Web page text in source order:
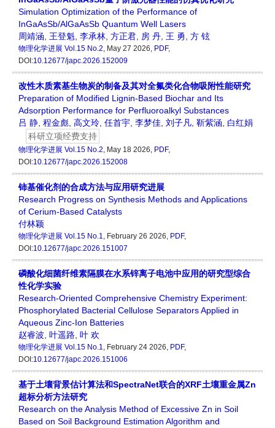
Simulation Optimization of the Performance of
InGaAsSb/AlGaAsSb Quantum Well Lasers
周靖涵
王登魁 李承林 方正君 房 丹 王 勇 方 铉
物理化学进展 Vol.15 No.2, May 27 2026, PDF,
DOI:10.12677/japc.2026.152009
改性木质素基生物炭的制备及其对全氟类化合物吸附性能研究
Preparation of Modified Lignin-Based Biochar and Its
Adsorption Performance for Perfluoroalkyl Substances
吕 静 程金彪 高文玲 任首宇 李梦佳 刘子凡 靳紫涵
白红娟
科研立项经费支持
物理化学进展 Vol.15 No.2, May 18 2026, PDF,
DOI:10.12677/japc.2026.152008
铈基催化剂的合成方法与应用研究进展
Research Progress on Synthesis Methods and Applications
of Cerium-Based Catalysts
付林颖
物理化学进展 Vol.15 No.1, February 26 2026, PDF,
DOI:10.12677/japc.2026.151007
磷酸化细菌纤维素隔膜在水系锌离子电池中应用的研究型综合
性化学实验
Research-Oriented Comprehensive Chemistry Experiment:
Phosphorylated Bacterial Cellulose Separators Applied in
Aqueous Zinc-Ion Batteries
赵睿波 叶遥路 叶 欢
物理化学进展 Vol.15 No.1, February 24 2026, PDF,
DOI:10.12677/japc.2026.151006
基于土壤背景估计算法和SpectraNet联合的XRF土壤重金属Zn
超标分析方法研究
Research on the Analysis Method of Excessive Zn in Soil
Based on Soil Background Estimation Algorithm and